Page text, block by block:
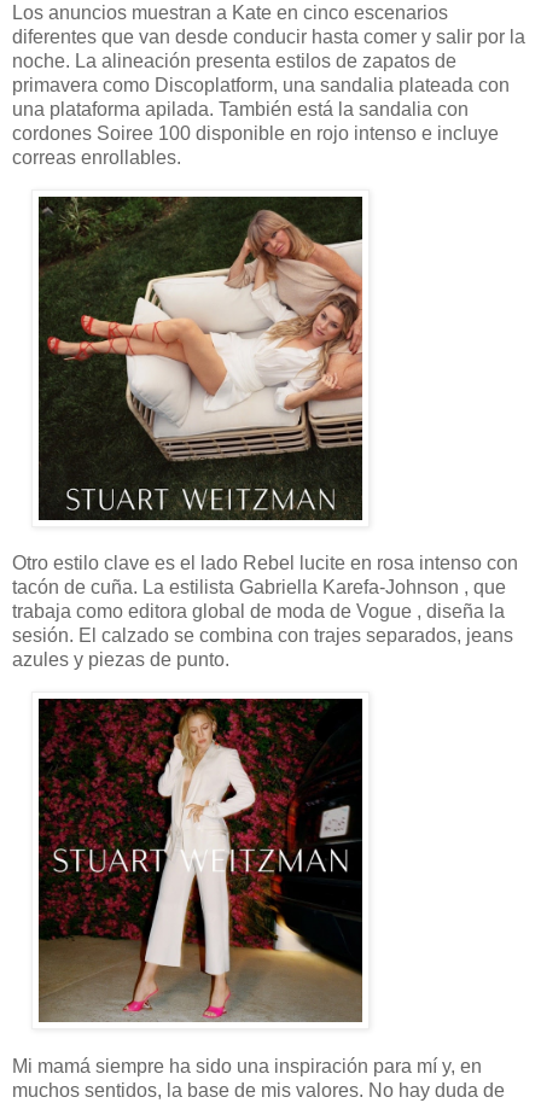
Los anuncios muestran a Kate en cinco escenarios
diferentes que van desde conducir hasta comer y salir por la
noche. La alineación presenta estilos de zapatos de
primavera como Discoplatform, una sandalia plateada con
una plataforma apilada. También está la sandalia con
cordones Soiree 100 disponible en rojo intenso e incluye
correas enrollables.
Otro estilo clave es el lado Rebel lucite en rosa intenso con
tacón de cuña. La estilista Gabriella Karefa-Johnson , que
trabaja como editora global de moda de Vogue , diseña la
sesión. El calzado se combina con trajes separados, jeans
azules y piezas de punto.
Mi mamá siempre ha sido una inspiración para mí y, en
muchos sentidos, la base de mis valores. No hay duda de